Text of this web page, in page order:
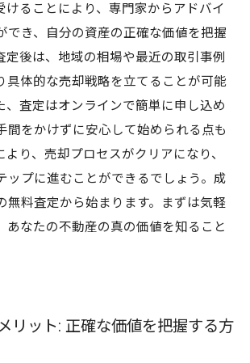
けることにより、専門家からアドバイ
でき、自分の資産の正確な価値を把握
定後は、地域の相場や最近の取引事例
具体的な売却戦略を立てることが可能
、査定はオンラインで簡単に申し込め
間をかけずに安心して始められる点も
より、売却プロセスがクリアになり、
ップに進むことができるでしょう。成
無料査定から始まります。まずは気軽
あなたの不動産の真の価値を知ること
リット: 正確な価値を把握する方